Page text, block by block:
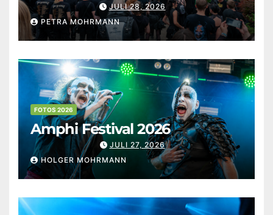
JULI 28, 2026
PETRA MOHRMANN
FOTOS 2026
Amphi Festival 2026
JULI 27, 2026
HOLGER MOHRMANN